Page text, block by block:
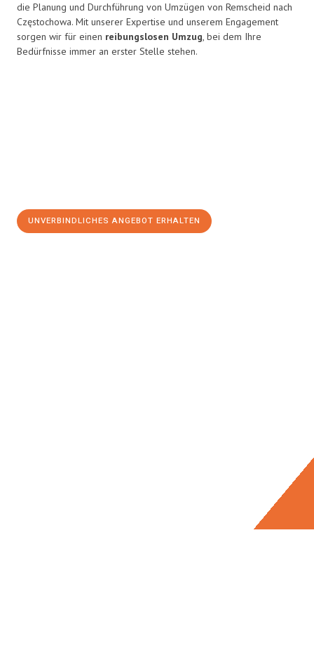
die Planung und Durchführung von Umzügen von Remscheid nach
Częstochowa. Mit unserer Expertise und unserem Engagement
sorgen wir für einen reibungslosen Umzug, bei dem Ihre
Bedürfnisse immer an erster Stelle stehen.
UNVERBINDLICHES ANGEBOT ERHALTEN